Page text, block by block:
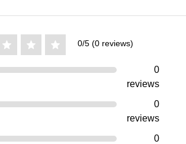
0/5 (0 reviews)
0
reviews
0
reviews
0